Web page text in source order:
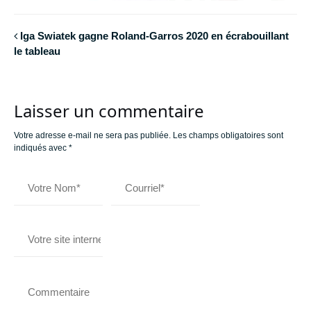
Iga Swiatek gagne Roland-Garros 2020 en écrabouillant
le tableau
Laisser un commentaire
Votre adresse e-mail ne sera pas publiée. Les champs obligatoires sont
indiqués avec *